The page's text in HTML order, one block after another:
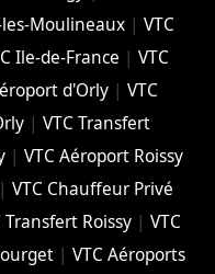
les-Moulineaux| VTC
Ile-de-France |VTC
d'Orly| VTC
|VTC Transfert
| VTC Aéroport Roissy
|VTC Chauffeur Privé
Transfert Roissy |VTC
| VTC Aéroports